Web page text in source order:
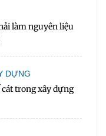
làm nguyên liệu
DỰNG
cát trong xây dựng